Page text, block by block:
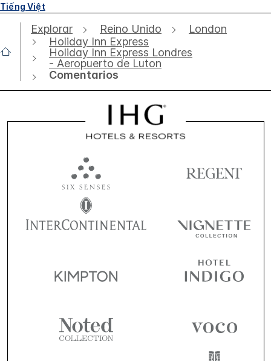
Tiếng Việt
Explorar Reino Unido
London
Holiday Inn Express
Holiday Inn Express Londres
- Aeropuerto de Luton
Comentarios